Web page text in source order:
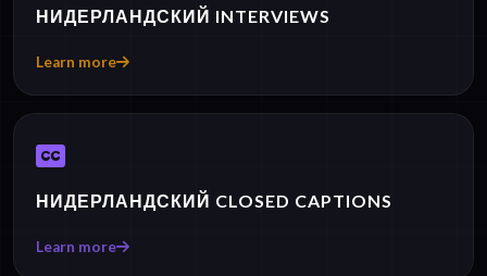
НИДЕРЛАНДСКИЙ INTERVIEWS
Learn more
НИДЕРЛАНДСКИЙ CLOSED CAPTIONS
Learn more